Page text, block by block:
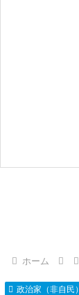
ホーム
政治家（非自民）